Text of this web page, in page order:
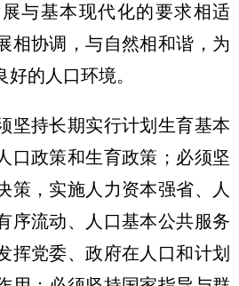
与基本现代化的要求相适
相协调，与自然相和谐，为
的人口环境。
坚持长期实行计划生育基本
口政策和生育政策；必须坚
策，实施人力资本强省、人
序流动、人口基本公共服务
挥党委、政府在人口和计划